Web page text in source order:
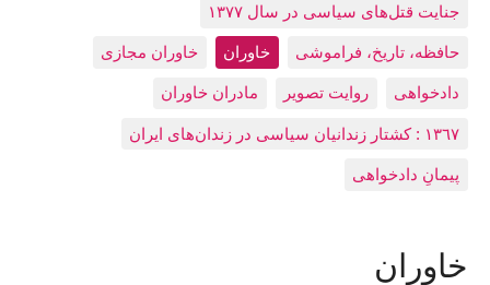
جنایت قتل‌های سیاسی در سال ۱۳۷۷
حافظه، تاريخ، فراموشی خاوران خاوران مجازی
دادخواهی روایت تصویر مادران خاوران
١٣٦٧ : کشتار زندانيان سياسی در زندان‌های ایران
پیمانِ دادخواهی
خاوران